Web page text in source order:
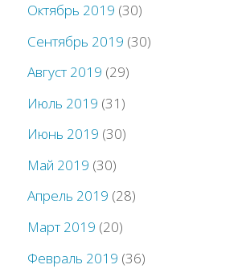
Октябрь 2019 (30)
Сентябрь 2019 (30)
Август 2019 (29)
Июль 2019 (31)
Июнь 2019 (30)
Май 2019 (30)
Апрель 2019 (28)
Март 2019 (20)
Февраль 2019 (36)